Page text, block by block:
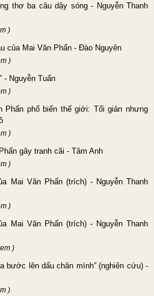
thơ ba câu dậy sóng - Nguyễn Thanh
)
của Mai Văn Phấn - Đào Nguyên
)
- Nguyễn Tuấn
)
Phấn phổ biến thế giới: Tối giản nhưng
)
gây tranh cãi - Tâm Anh
)
Mai Văn Phấn (trích) - Nguyễn Thanh
)
Mai Văn Phấn (trích) - Nguyễn Thanh
)
bước lên dấu chân mình” (nghiên cứu) -
)